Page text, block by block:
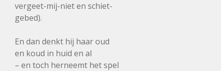
vergeet-mij-niet en schiet-
gebed).
En dan denkt hij haar oud
en koud in huid en al
– en toch herneemt het spel